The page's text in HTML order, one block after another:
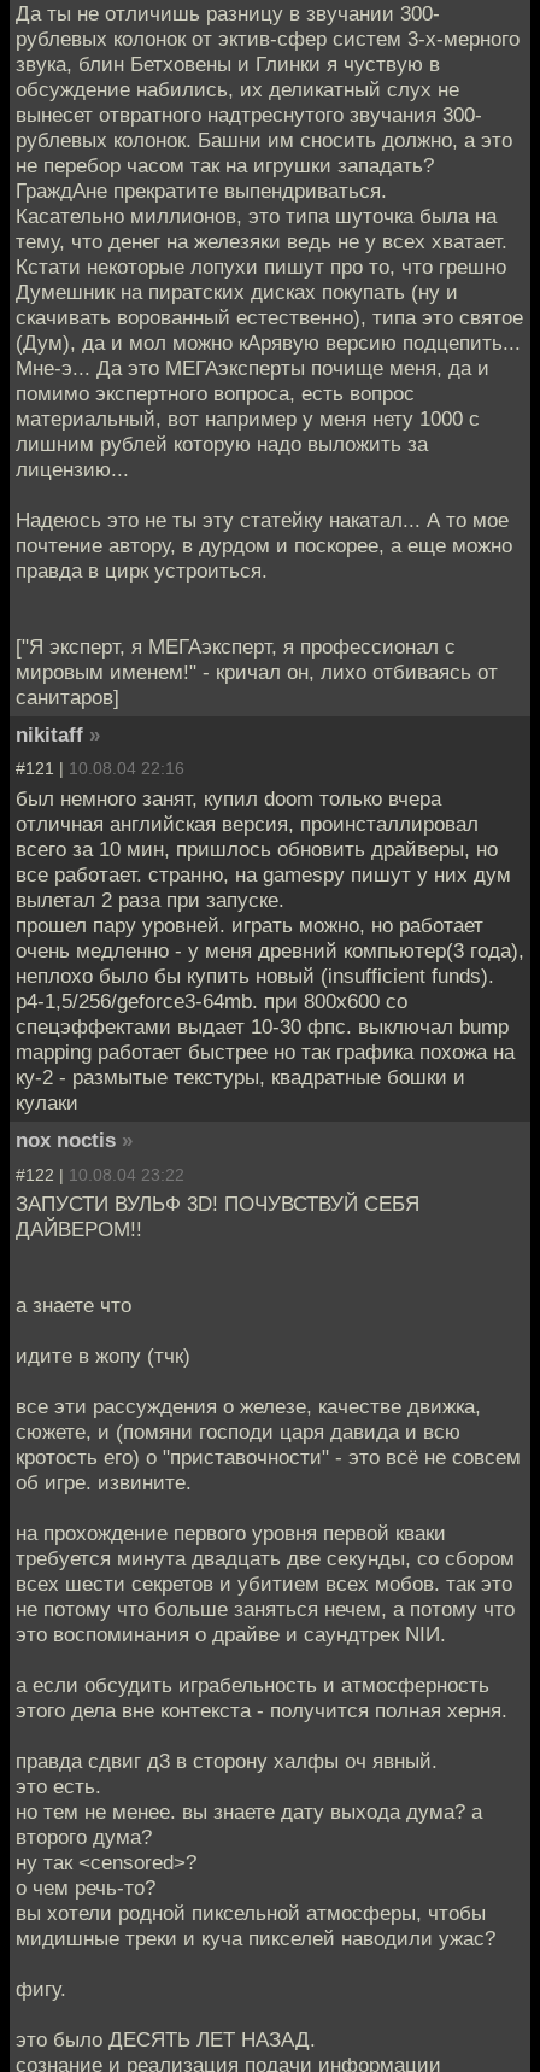
Да ты не отличишь разницу в звучании 300-
рублевых колонок от эктив-сфер систем 3-х-мерного
звука, блин Бетховены и Глинки я чуствую в
обсуждение набились, их деликатный слух не
вынесет отвратного надтреснутого звучания 300-
рублевых колонок. Башни им сносить должно, а это
не перебор часом так на игрушки западать?
ГраждАне прекратите выпендриваться.
Касательно миллионов, это типа шуточка была на
тему, что денег на железяки ведь не у всех хватает.
Кстати некоторые лопухи пишут про то, что грешно
Думешник на пиратских дисках покупать (ну и
скачивать ворованный естественно), типа это святое
(Дум), да и мол можно кАрявую версию подцепить...
Мне-э... Да это МЕГАэксперты почище меня, да и
помимо экспертного вопроса, есть вопрос
материальный, вот например у меня нету 1000 с
лишним рублей которую надо выложить за
лицензию...
Надеюсь это не ты эту статейку накатал... А то мое
почтение автору, в дурдом и поскорее, а еще можно
правда в цирк устроиться.
["Я эксперт, я МЕГАэксперт, я профессионал с
мировым именем!" - кричал он, лихо отбиваясь от
санитаров]
nikitaff »
#121 | 10.08.04 22:16
был немного занят, купил doom только вчера
отличная английская версия, проинсталлировал
всего за 10 мин, пришлось обновить драйверы, но
все работает. странно, на gamespy пишут у них дум
вылетал 2 раза при запуске.
прошел пару уровней. играть можно, но работает
очень медленно - у меня древний компьютер(3 года),
неплохо было бы купить новый (insufficient funds).
p4-1,5/256/geforce3-64mb. при 800х600 со
спецэффектами выдает 10-30 фпс. выключал bump
mapping работает быстрее но так графика похожа на
ку-2 - размытые текстуры, квадратные бошки и
кулаки
nox noctis »
#122 | 10.08.04 23:22
ЗАПУСТИ ВУЛЬФ 3D! ПОЧУВСТВУЙ СЕБЯ
ДАЙВЕРОМ!!
а знаете что
идите в жопу (тчк)
все эти рассуждения о железе, качестве движка,
сюжете, и (помяни господи царя давида и всю
кротость его) о "приставочности" - это всё не совсем
об игре. извините.
на прохождение первого уровня первой кваки
требуется минута двадцать две секунды, со сбором
всех шести секретов и убитием всех мобов. так это
не потому что больше заняться нечем, а потому что
это воспоминания о драйве и саундтрек NIИ.
а если обсудить играбельность и атмосферность
этого дела вне контекста - получится полная херня.
правда сдвиг д3 в сторону халфы оч явный.
это есть.
но тем не менее. вы знаете дату выхода дума? а
второго дума?
ну так <censored>?
о чем речь-то?
вы хотели родной пиксельной атмосферы, чтобы
мидишные треки и куча пикселей наводили ужас?
фигу.
это было ДЕСЯТЬ ЛЕТ НАЗАД.
сознание и реализация подачи информации